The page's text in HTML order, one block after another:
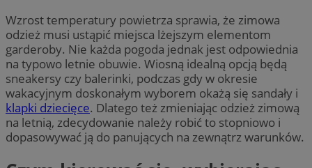
Wzrost temperatury powietrza sprawia, że zimowa
odzież musi ustąpić miejsca lżejszym elementom
garderoby. Nie każda pogoda jednak jest odpowiednia
na typowo letnie obuwie. Wiosną idealną opcją będą
sneakersy czy balerinki, podczas gdy w okresie
wakacyjnym doskonałym wyborem okażą się sandały i
klapki dziecięce. Dlatego też zmieniając odzież zimową
na letnią, zdecydowanie należy robić to stopniowo i
dopasowywać ją do panujących na zewnątrz warunków.